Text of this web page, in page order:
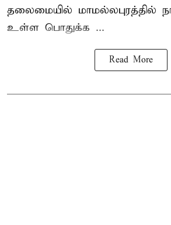
தலைமையில் மாமல்லபுரத்தில்
உள்ள பொதுக்க ...
Read More